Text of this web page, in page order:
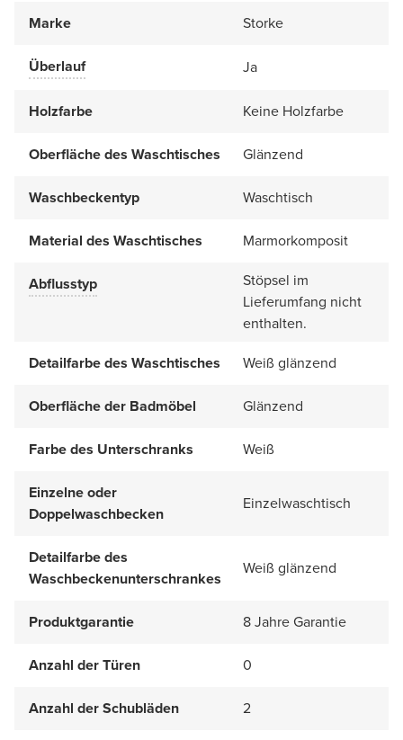
Marke Storke
Überlauf Ja
Holzfarbe Keine Holzfarbe
Oberfläche des Waschtisches Glänzend
Waschbeckentyp Waschtisch
Material des Waschtisches Marmorkomposit
Abflusstyp
Stöpsel im
Lieferumfang nicht
enthalten.
Detailfarbe des Waschtisches
Weiß glänzend
Oberfläche der Badmöbel Glänzend
Farbe des Unterschranks Weiß
Einzelne oder
Doppelwaschbecken
Einzelwaschtisch
Detailfarbe des
Waschbeckenunterschrankes
Weiß glänzend
Produktgarantie 8 Jahre Garantie
Anzahl der Türen 0
Anzahl der Schubläden 2